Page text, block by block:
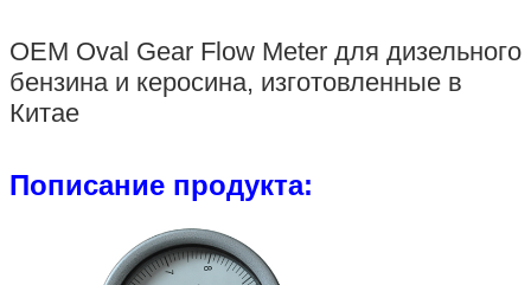
OEM Oval Gear Flow Meter для дизельного
бензина и керосина, изготовленные в
Китае
Пописание продукта: